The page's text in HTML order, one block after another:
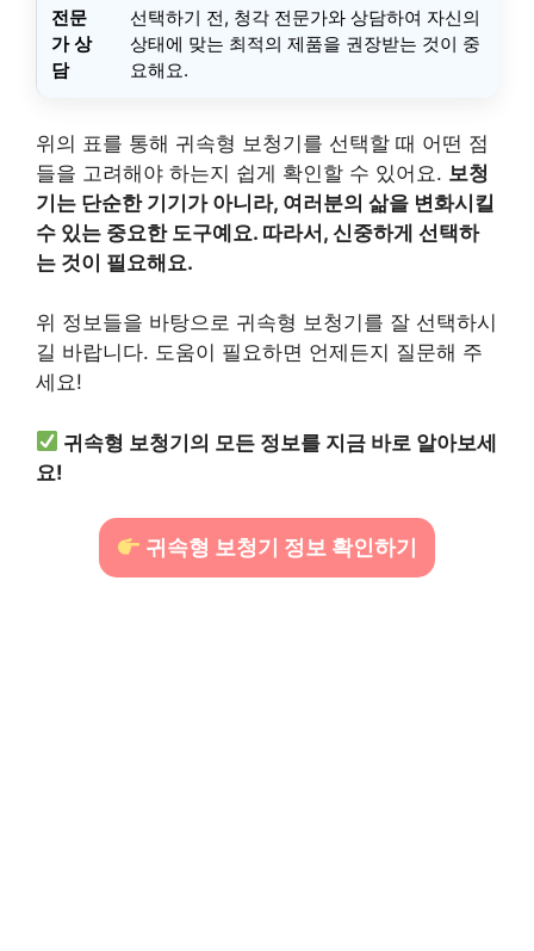
전문
가 상
담
선택하기 전, 청각 전문가와 상담하여 자신의
상태에 맞는 최적의 제품을 권장받는 것이 중
요해요.
위의 표를 통해 귀속형 보청기를 선택할 때 어떤 점
들을 고려해야 하는지 쉽게 확인할 수 있어요. 보청
기는 단순한 기기가 아니라, 여러분의 삶을 변화시킬
수 있는 중요한 도구예요. 따라서, 신중하게 선택하
는 것이 필요해요.
위 정보들을 바탕으로 귀속형 보청기를 잘 선택하시
길 바랍니다. 도움이 필요하면 언제든지 질문해 주
세요!
귀속형 보청기의 모든 정보를 지금 바로 알아보세
요!
귀속형 보청기 정보 확인하기